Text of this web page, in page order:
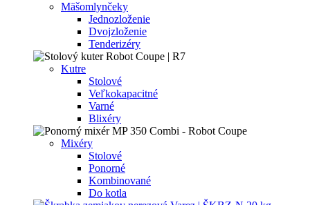
Mäšomlynčeky
Jednozloženie
Dvojzloženie
Tenderizéry
Kutre
Stolové
Veľkokapacitné
Varné
Blixéry
Mixéry
Stolové
Ponorné
Kombinované
Do kotla